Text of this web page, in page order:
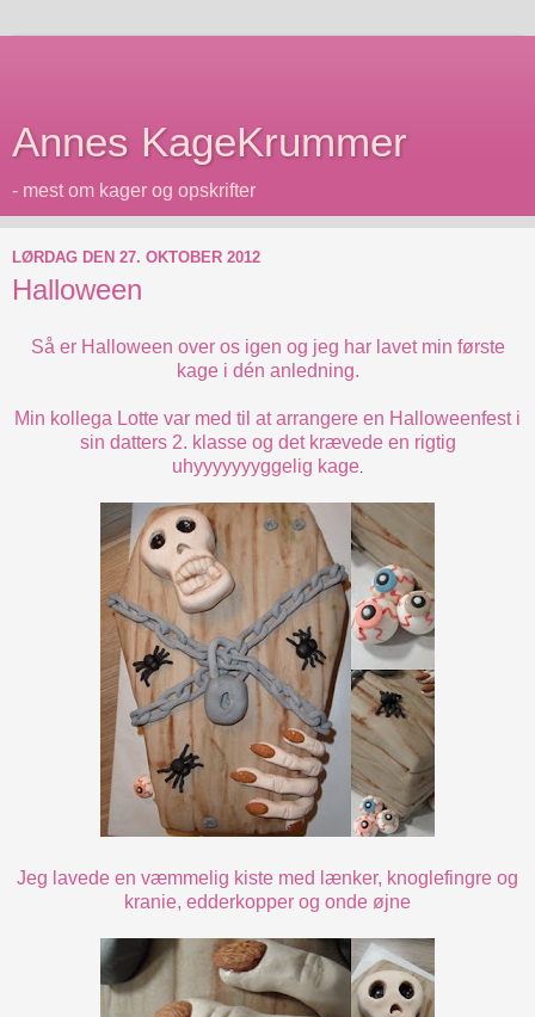
Annes KageKrummer
- mest om kager og opskrifter
LØRDAG DEN 27. OKTOBER 2012
Halloween
Så er Halloween over os igen og jeg har lavet min første
kage i dén anledning.
Min kollega Lotte var med til at arrangere en Halloweenfest i
sin datters 2. klasse og det krævede en rigtig
uhyyyyyyyggelig kage
Jeg lavede en væmmelig kiste med lænker, knoglefingre og
kranie, edderkopper og onde øjne